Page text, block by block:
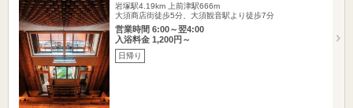
岩塚駅4.19km
上前津駅666m
大須商店街徒歩5分、大須観音駅より徒歩7分
営業時間 6:00～翌4:00
入浴料金 1,200円～
日帰り